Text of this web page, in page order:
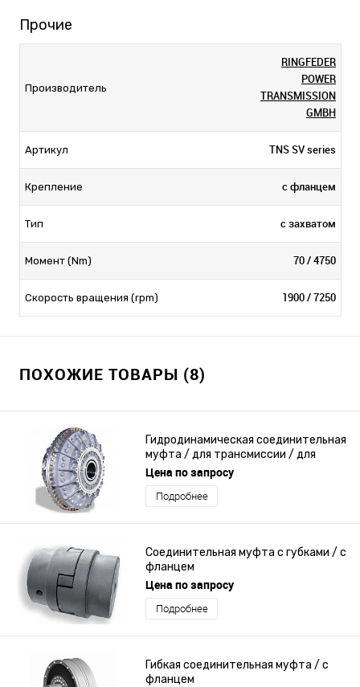
Прочие
Производитель
RINGFEDER
POWER
TRANSMISSION
GMBH
Артикул TNS SV series
Крепление с фланцем
Тип с захватом
Момент (Nm) 70 / 4750
Скорость вращения (rpm) 1900 / 7250
ПОХОЖИЕ ТОВАРЫ (8)
Гидродинамическая соединительная
муфта / для трансмиссии / для
двигателя / из чугуна
Цена по запросу
Подробнее
Соединительная муфта с губками / с
фланцем
Цена по запросу
Подробнее
Гибкая соединительная муфта / с
фланцем